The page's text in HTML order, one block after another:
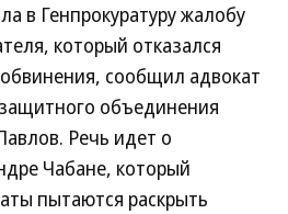
в Генпрокуратуру жалобу
который отказался
обвинения, сообщил адвокат
объединения
Речь идет о
Чабане, который
пытаются раскрыть